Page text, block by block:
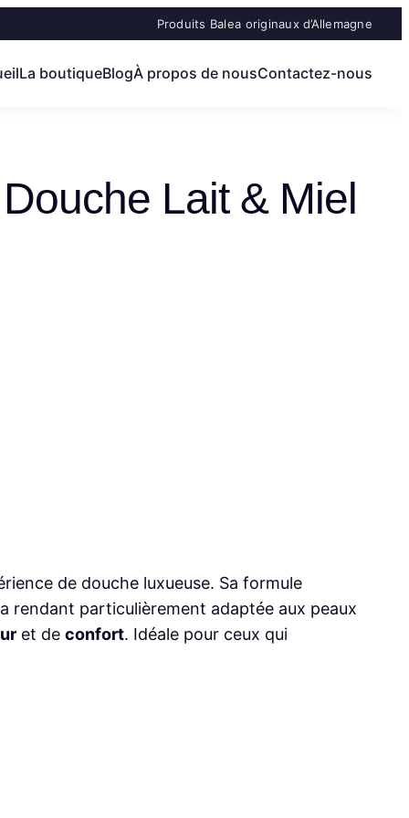
Produits Balea originaux d’Allemagne
La boutiqueBlogÀ propos de nousContactez-nous
Lait & Miel
de douche luxueuse. Sa formule
rendant particulièrement adaptée aux peaux
et de confort. Idéale pour ceux qui